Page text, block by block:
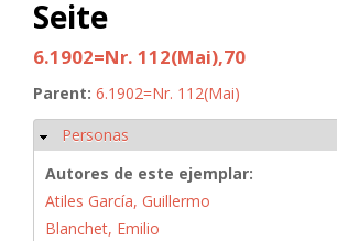
Seite
6.1902=Nr. 112(Mai),70
Parent: 6.1902=Nr. 112(Mai)
Ocultar
Personas
Autores de este ejemplar:
Atiles García, Guillermo
Blanchet, Emilio